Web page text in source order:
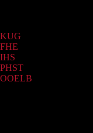
KUG
FHE
IHS
PHST
OOELB